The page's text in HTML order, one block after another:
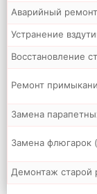
Аварийный
Устранение
Восстановление
Ремонт
Замена
Замена флюгарок
Демонтаж старой